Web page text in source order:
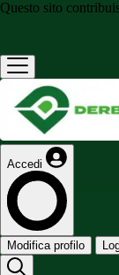
Questo sito
Accedi
Modifica profilo